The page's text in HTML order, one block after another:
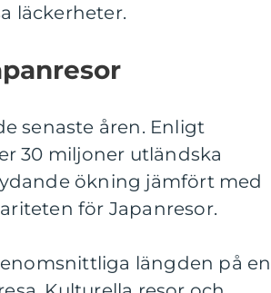
läckerheter.
senaste åren. Enligt
30 miljoner utländska
ökning jämfört med
för Japanresor.
längden på en